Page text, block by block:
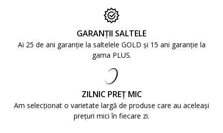
GARANȚII SALTELE
Ai 25 de ani garanție la saltelele GOLD și 15 ani garanție la
gama PLUS.
ZILNIC PREȚ MIC
Am selecționat o varietate largă de produse care au aceleași
prețuri mici în fiecare zi.